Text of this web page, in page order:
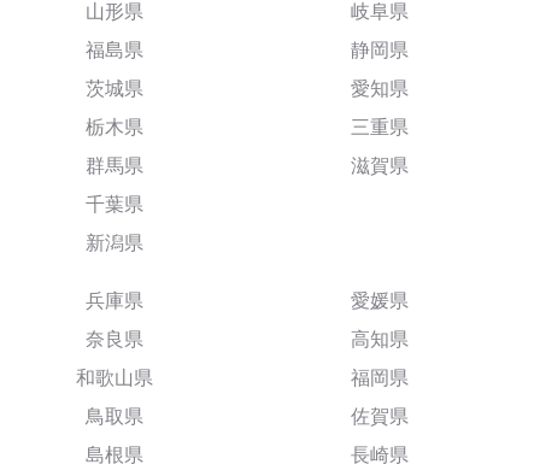
山形県
福島県
茨城県
栃木県
群馬県
千葉県
新潟県
岐阜県
静岡県
愛知県
三重県
滋賀県
兵庫県
奈良県
和歌山県
鳥取県
島根県
愛媛県
高知県
福岡県
佐賀県
長崎県